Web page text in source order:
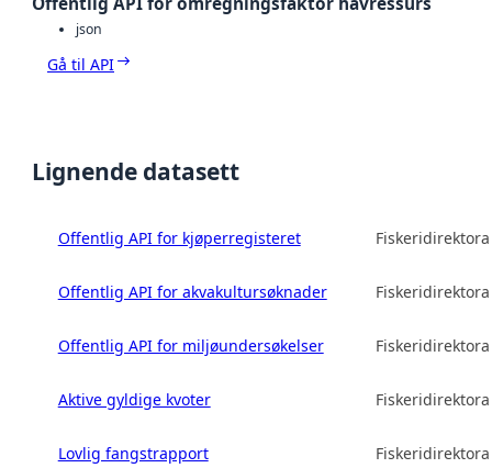
json
Gå til API
Lignende datasett
Offentlig API for kjøperregisteret
Offentlig API for akvakultursøknader
Offentlig API for miljøundersøkelser
Aktive gyldige kvoter
Lovlig fangstrapport